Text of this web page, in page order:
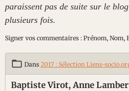
paraissent pas de suite sur le
plusieurs fois.
Signer vos commentaires : Prénom, Nom,
Dans 2017 : Sélection Liens-
Baptiste Virot, Anne